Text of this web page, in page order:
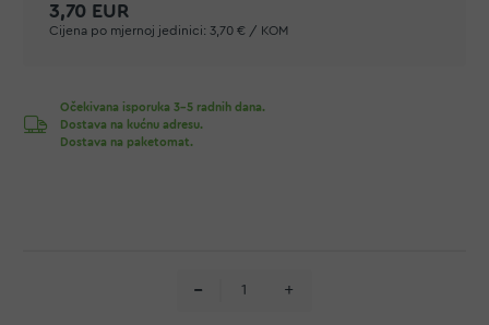
3,70 EUR
Cijena po mjernoj jedinici: 3,70 € / KOM
Očekivana isporuka 3-5 radnih dana.
Dostava na kućnu adresu.
Dostava na paketomat.